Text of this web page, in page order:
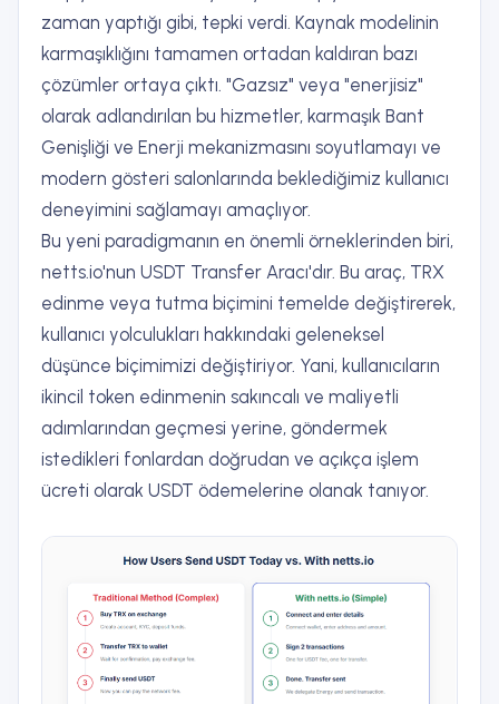
zaman yaptığı gibi, tepki verdi. Kaynak modelinin
karmaşıklığını tamamen ortadan kaldıran bazı
çözümler ortaya çıktı. "Gazsız" veya "enerjisiz"
olarak adlandırılan bu hizmetler, karmaşık Bant
Genişliği ve Enerji mekanizmasını soyutlamayı ve
modern gösteri salonlarında beklediğimiz kullanıcı
deneyimini sağlamayı amaçlıyor.
Bu yeni paradigmanın en önemli örneklerinden biri,
netts.io'nun USDT Transfer Aracı'dır. Bu araç, TRX
edinme veya tutma biçimini temelde değiştirerek,
kullanıcı yolculukları hakkındaki geleneksel
düşünce biçimimizi değiştiriyor. Yani, kullanıcıların
ikincil token edinmenin sakıncalı ve maliyetli
adımlarından geçmesi yerine, göndermek
istedikleri fonlardan doğrudan ve açıkça işlem
ücreti olarak USDT ödemelerine olanak tanıyor.